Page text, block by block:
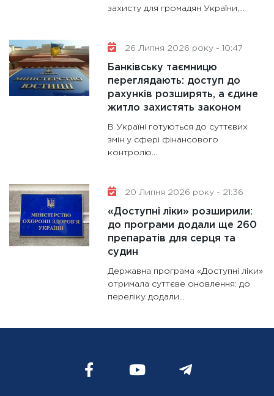
захисту для громадян України,...
26 Липня 2026 року - 10:47
Банківську таємницю
переглядають: доступ до
рахунків розширять, а єдине
житло захистять законом
В Україні готуються до суттєвих
змін у сфері фінансового
контролю...
20 Липня 2026 року - 21:36
«Доступні ліки» розширили:
до програми додали ще 260
препаратів для серця та
судин
Державна програма «Доступні ліки»
отримала суттєве оновлення: до
переліку додали...